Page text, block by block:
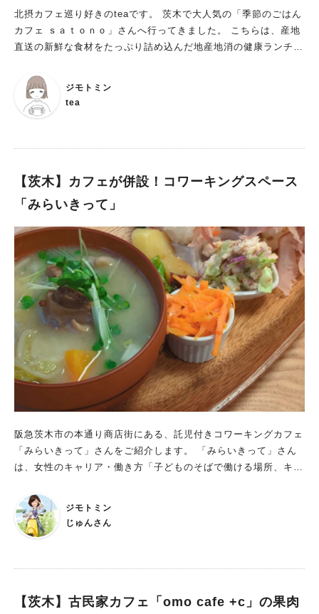
北摂カフェ巡り好きのteaです。 茨木で大人気の「季節のごはん
カフェ ｓａｔｏｎｏ」さんへ行ってきました。 こちらは、産地
直送の新鮮な食材をたっぷり詰め込んだ地産地消の健康ランチが
スの目の前、ビエラ茨木の1階に店舗があります。 イズミヤや薬
局が入っている複合施設なので、駐車場もあり、駐車券も発券し
てもらえるのが嬉しい！ 500円以上で120分無料でした。 カフェ
に到着。 10分前にはもう一組並んで、オープン時間には数組の
です。 広い店内ですが、座りたい席があるときは、早めに行っ
た方がよさそうです！ お昼どきにはほぼ満席になっていまし
た。 広いテーブルはファミリーにぴったり！ 間伐材を活用して
作られたハンドメイドのテーブルや椅子を使用されているそうで
す。 カウンター席、キッズチェアもたくさんありましたよ！ キ
ッズ用食器などめちゃくちゃ充実しています。 どの座席も落ち
着く雰囲気で、くつろげます。 おすすめランチはこちら！ オ
ーダーはレジで先払い制です。 メニューをみて決めたら、レジ
で注文して番号札を受け取って席につきます。 いただいだのはS
atonoごはん。 「地元茨木の無農薬減農薬野菜やお米、手作り味
噌、 鶏卵などこだわりの食材を丹精込めて仕上げた地産地消の
って北摂の中では、街と自然たっぷりの地域とあって、 これだ
るのでわたしはお魚、夫はハンバーグ。 小鉢で色んなお味が楽
しめて美味しい～！ 娘は丼ものをオーダー。こちらも野菜が美
しく、美味しいー！とぺろりといただいていました。 デザート
奴にそっくりな豆腐のチーズケーキ。 絹と木綿の食感が選べま
すが、絹のほうがレア感があるそうです。 わたしは木綿を選び
ましたが、ふんわりしたチーズケーキがしょうがとも不思議と合
茶パフェの中にはポン菓子が！ サクサクしてとても美味しかっ
トがお得に食べられます♪ パフェやデザートも種類が多くて迷っ
ジモトミン
tea
【茨木】カフェが併設！コワーキングスペース
「みらいきって」
阪急茨木市の本通り商店街にある、託児付きコワーキングカフェ
「みらいきって」さんをご紹介します。 「みらいきって」さん
は、女性のキャリア・働き方「子どものそばで働ける場所、キャ
に誕生しました。
ジモトミン
じゅんさん
【茨木】古民家カフェ「omo cafe +c」の果肉